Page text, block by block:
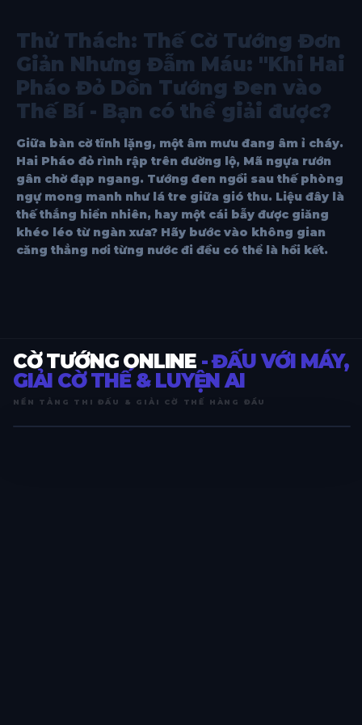
Thử Thách: Thế Cờ Tướng Đơn
Giản Nhưng Đẫm Máu: "Khi Hai
Pháo Đỏ Dồn Tướng Đen vào
Thế Bí - Bạn có thể giải được?
Giữa bàn cờ tĩnh lặng, một âm mưu đang âm ỉ cháy.
Hai Pháo đỏ rình rập trên đường lộ, Mã ngựa rướn
gân chờ đạp ngang. Tướng đen ngồi sau thế phòng
ngự mong manh như lá tre giữa gió thu. Liệu đây là
thế thắng hiển nhiên, hay một cái bẫy được giăng
khéo léo từ ngàn xưa? Hãy bước vào không gian
căng thẳng nơi từng nước đi đều có thể là hồi kết.
CỜ TƯỚNG ONLINE - ĐẤU VỚI MÁY,
GIẢI CỜ THẾ & LUYỆN AI
NỀN TẢNG THI ĐẤU & GIẢI CỜ THẾ HÀNG ĐẦU